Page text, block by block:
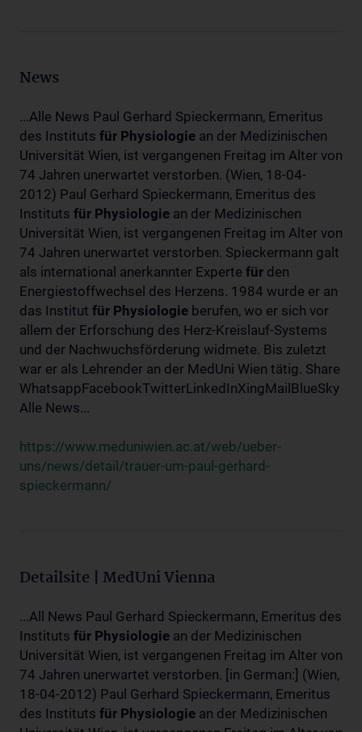
News
...Alle News Paul Gerhard Spieckermann, Emeritus
des Instituts für Physiologie an der Medizinischen
Universität Wien, ist vergangenen Freitag im Alter von
74 Jahren unerwartet verstorben. (Wien, 18-04-
2012) Paul Gerhard Spieckermann, Emeritus des
Instituts für Physiologie an der Medizinischen
Universität Wien, ist vergangenen Freitag im Alter von
74 Jahren unerwartet verstorben. Spieckermann galt
als international anerkannter Experte für den
Energiestoffwechsel des Herzens. 1984 wurde er an
das Institut für Physiologie berufen, wo er sich vor
allem der Erforschung des Herz-Kreislauf-Systems
und der Nachwuchsförderung widmete. Bis zuletzt
war er als Lehrender an der MedUni Wien tätig. Share
WhatsappFacebookTwitterLinkedInXingMailBlueSky
Alle News...
https://www.meduniwien.ac.at/web/ueber-
uns/news/detail/trauer-um-paul-gerhard-
spieckermann/
Detailsite | MedUni Vienna
...All News Paul Gerhard Spieckermann, Emeritus des
Instituts für Physiologie an der Medizinischen
Universität Wien, ist vergangenen Freitag im Alter von
74 Jahren unerwartet verstorben. [in German:] (Wien,
18-04-2012) Paul Gerhard Spieckermann, Emeritus
des Instituts für Physiologie an der Medizinischen